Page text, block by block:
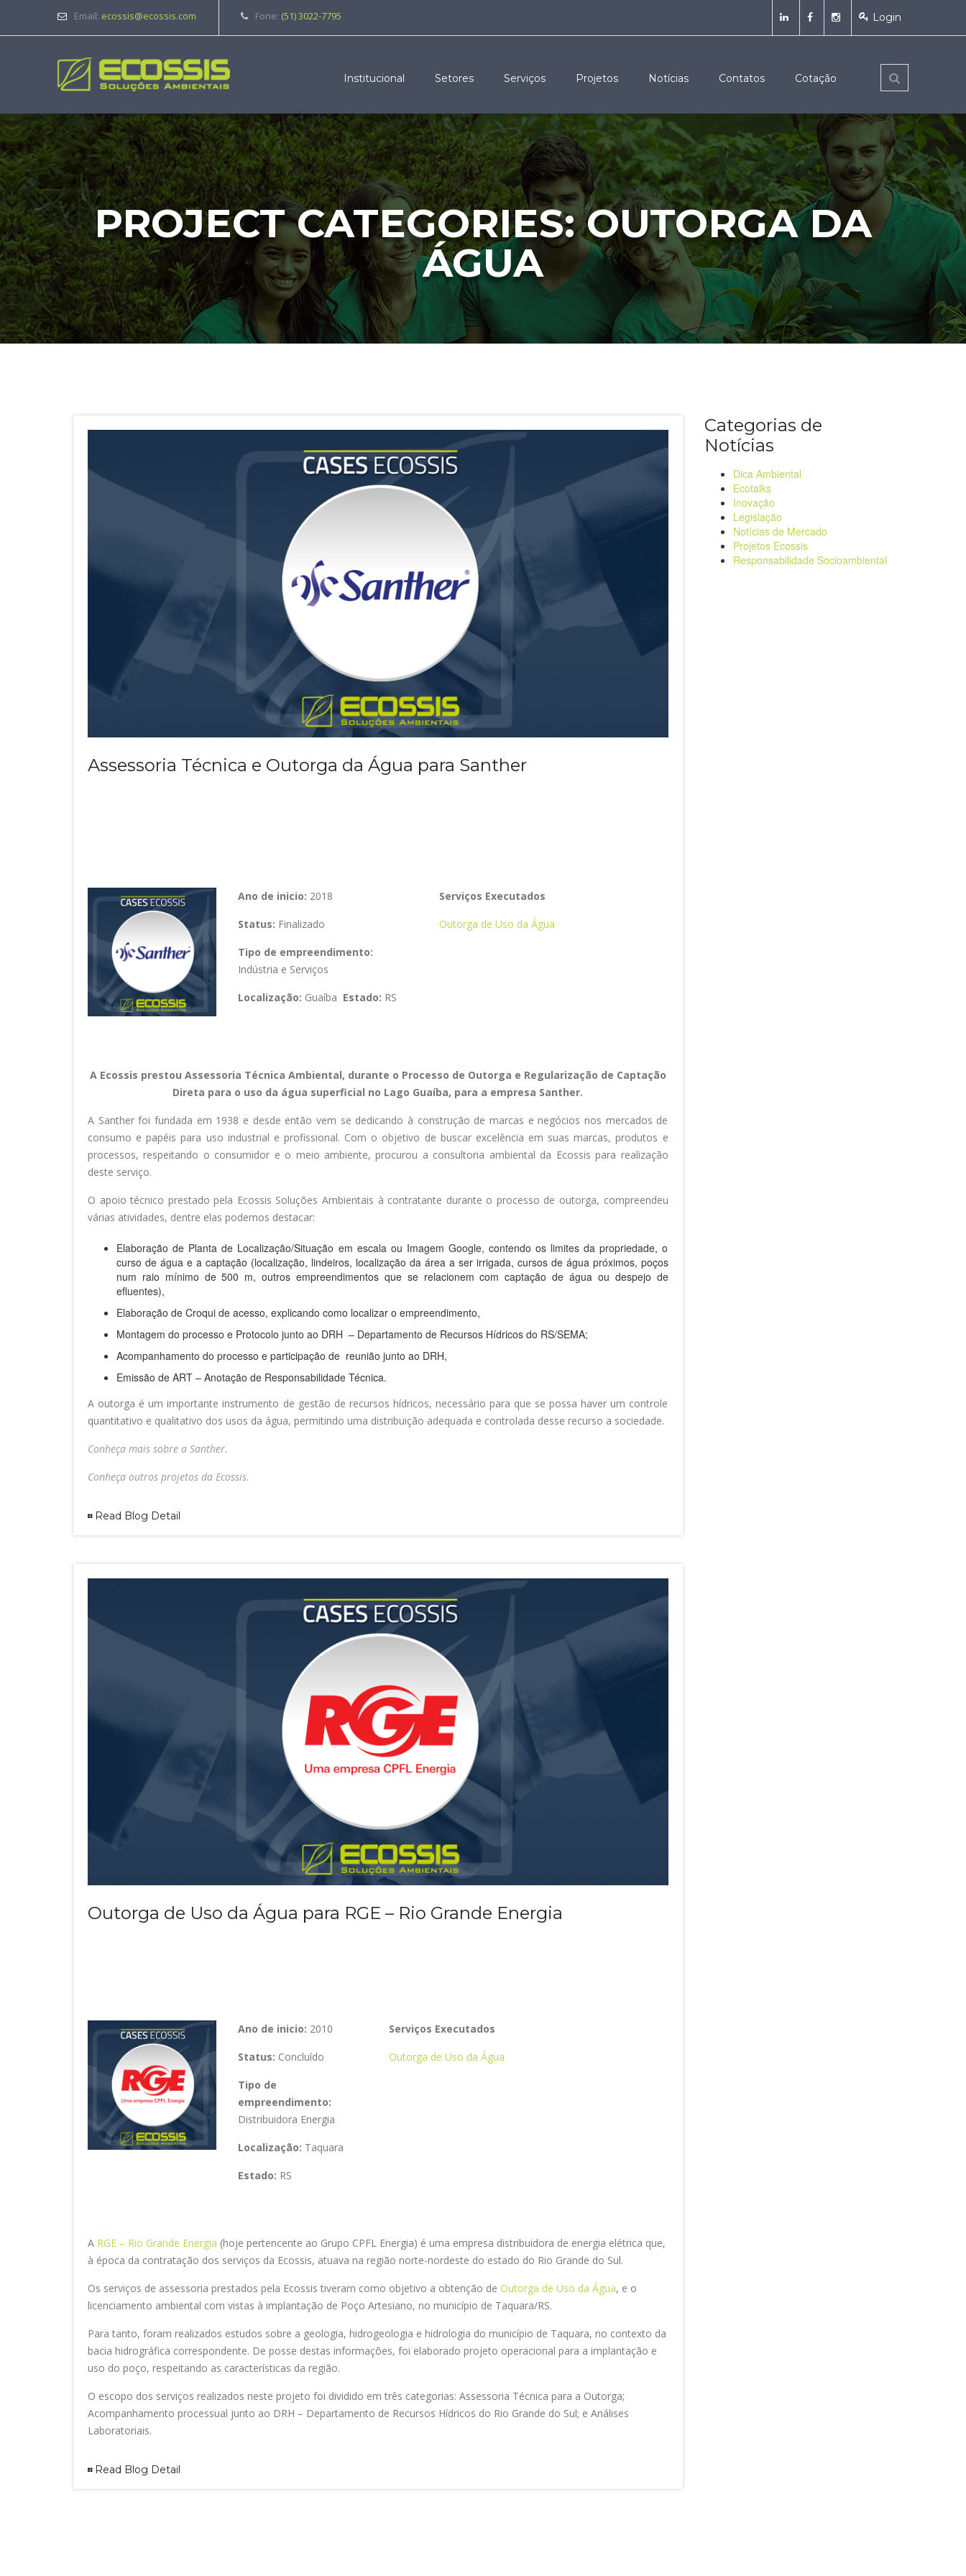
Email: ecossis@ecossis.com Fone: (51) 3022-7795 Login
Institucional Setores Serviços Projetos Notícias Contatos Cotação
PROJECT CATEGORIES:OUTORGA DA
ÁGUA
Assessoria Técnica e Outorga da Água para Santher
Ano de inicio: 2018
Status: Finalizado
Tipo de empreendimento:
Indústria e Serviços
Localização: Guaíba Estado: RS
Serviços Executados
Outorga de Uso da Água
A Ecossis prestou Assessoria Técnica Ambiental, durante o Processo de Outorga e Regularização de Captação
Direta para o uso da água superficial no Lago Guaíba, para a empresa Santher.
A Santher foi fundada em 1938 e desde então vem se dedicando à construção de marcas e negócios nos mercados de
consumo e papéis para uso industrial e profissional. Com o objetivo de buscar excelência em suas marcas, produtos e
processos, respeitando o consumidor e o meio ambiente, procurou a consultoria ambiental da Ecossis para realização
deste serviço.
O apoio técnico prestado pela Ecossis Soluções Ambientais à contratante durante o processo de outorga, compreendeu
várias atividades, dentre elas podemos destacar:
Elaboração de Planta de Localização/Situação em escala ou Imagem Google, contendo os limites da propriedade, o
curso de água e a captação (localização, lindeiros, localização da área a ser irrigada, cursos de água próximos, poços
num raio mínimo de 500 m, outros empreendimentos que se relacionem com captação de água ou despejo de
efluentes),
Elaboração de Croqui de acesso, explicando como localizar o empreendimento,
Montagem do processo e Protocolo junto ao DRH – Departamento de Recursos Hídricos do RS/SEMA;
Acompanhamento do processo e participação de reunião junto ao DRH,
Emissão de ART – Anotação de Responsabilidade Técnica.
A outorga é um importante instrumento de gestão de recursos hídricos, necessário para que se possa haver um controle
quantitativo e qualitativo dos usos da água, permitindo uma distribuição adequada e controlada desse recurso a sociedade.
Conheça mais sobre a Santher.
Conheça outros projetos da Ecossis.
Read Blog Detail
Outorga de Uso da Água para RGE – Rio Grande Energia
Ano de inicio: 2010
Status: Concluído
Tipo de
empreendimento:
Distribuidora Energia
Localização: Taquara
Estado: RS
Serviços Executados
Outorga de Uso da Água
A RGE – Rio Grande Energia (hoje pertencente ao Grupo CPFL Energia) é uma empresa distribuidora de energia elétrica que,
à época da contratação dos serviços da Ecossis, atuava na região norte-nordeste do estado do Rio Grande do Sul.
Os serviços de assessoria prestados pela Ecossis tiveram como objetivo a obtenção de Outorga de Uso da Água, e o
licenciamento ambiental com vistas à implantação de Poço Artesiano, no município de Taquara/RS.
Para tanto, foram realizados estudos sobre a geologia, hidrogeologia e hidrologia do município de Taquara, no contexto da
bacia hidrográfica correspondente. De posse destas informações, foi elaborado projeto operacional para a implantação e
uso do poço, respeitando as características da região.
O escopo dos serviços realizados neste projeto foi dividido em três categorias: Assessoria Técnica para a Outorga;
Acompanhamento processual junto ao DRH – Departamento de Recursos Hídricos do Rio Grande do Sul; e Análises
Laboratoriais.
Read Blog Detail
Categorias de
Notícias
Dica Ambiental
Ecotalks
Inovação
Legislação
Notícias de Mercado
Projetos Ecossis
Responsabilidade Socioambiental